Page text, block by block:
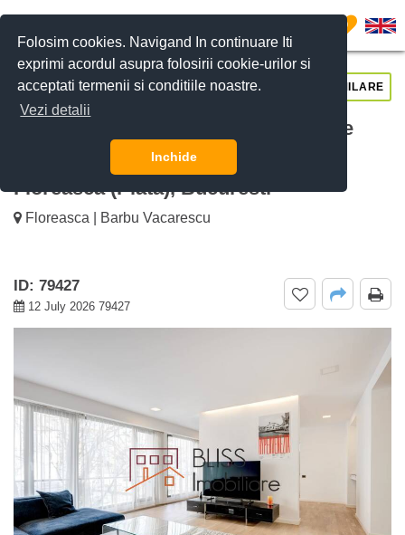
Folosim cookies. Navigand In continuare Iti
exprimi acordul asupra folosirii cookie-urilor si
acceptati termenii si conditiile noastre.
Vezi detalii
Inchide
0
De inchiriat Apartament de 3 camere
decomandat cu finisaje moderne
Floreasca (Piata), Bucuresti
Floreasca | Barbu Vacarescu
ID: 79427
12 July 2026 79427
CERE DETALII SUNĂ-NE SIMILARE